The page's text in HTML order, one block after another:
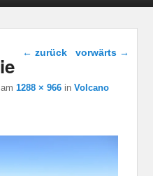
Bild-Navigation
← zurück vorwärts →
am1288 × 966 inVolcano